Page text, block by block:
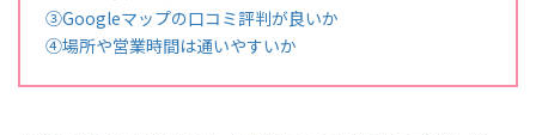
③Googleマップの口コミ評判が良いか
④場所や営業時間は通いやすいか